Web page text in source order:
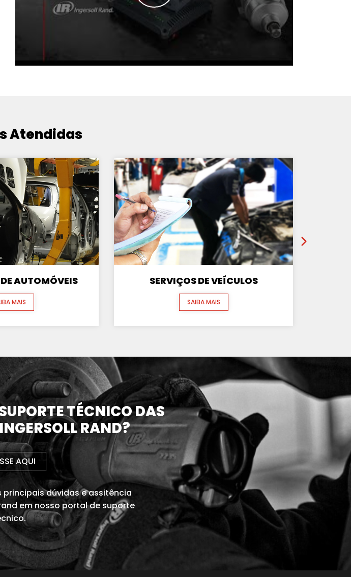
Atendidas
AUTOMÓVEIS
MAIS
SERVIÇOS DE VEÍCULOS
SAIBA MAIS
TÉCNICO DAS
RAND?
AQUI
dúvidas e assitência
em nosso portal de suporte